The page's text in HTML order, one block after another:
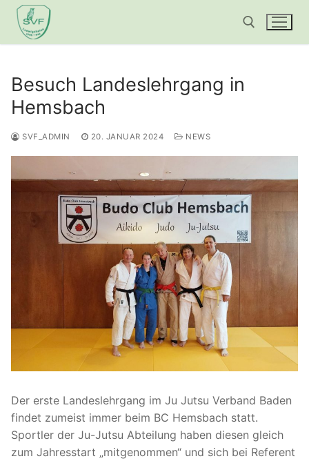
Zum
Inhalt
springen
Suchen nach:
Besuch Landeslehrgang in
Hemsbach
SVF_ADMIN 20. JANUAR 2024 NEWS
Der erste Landeslehrgang im Ju Jutsu Verband Baden
findet zumeist immer beim BC Hemsbach statt.
Sportler der Ju-Jutsu Abteilung haben diesen gleich
zum Jahresstart „mitgenommen“ und sich bei Referent